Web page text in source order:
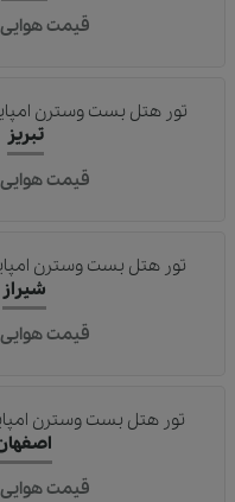
قیمت هوایی
تور هتل بست وسترن
تبریز
قیمت هوایی
تور هتل بست وسترن
شیراز
قیمت هوایی
تور هتل بست وسترن
قیمت هوایی